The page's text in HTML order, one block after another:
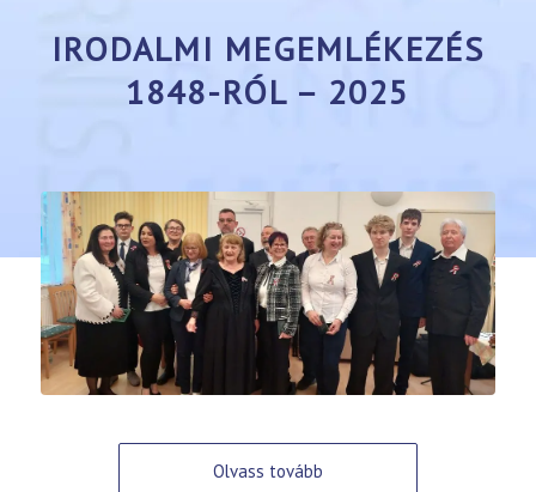
IRODALMI MEGEMLÉKEZÉS
1848-RÓL – 2025
Olvass tovább